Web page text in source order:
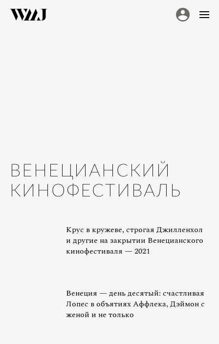
ВЕНЕЦИАНСКИЙ
КИНОФЕСТИВАЛЬ
Крус в кружеве, строгая Джилленхол
и другие на закрытии Венецианского
кинофестиваля — 2021
Венеция — день десятый: счастливая
Лопес в объятиях Аффлека, Дэймон с
женой и не только